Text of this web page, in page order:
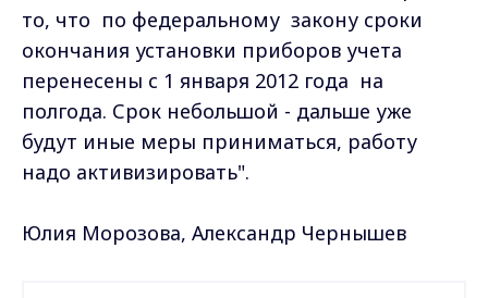
то, что по федеральному закону сроки
окончания установки приборов учета
перенесены с 1 января 2012 года на
полгода. Срок небольшой - дальше уже
будут иные меры приниматься, работу
надо активизировать".
Юлия Морозова, Александр Чернышев